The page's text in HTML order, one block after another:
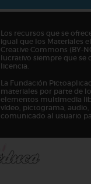
Los recursos que se
igual que los Materiales
Creative Commons (BY-
lucrativo siempre que se
licencia.
La Fundación
materiales por parte de
elementos multimedia
vídeo, pictograma,
comunicado al usuario